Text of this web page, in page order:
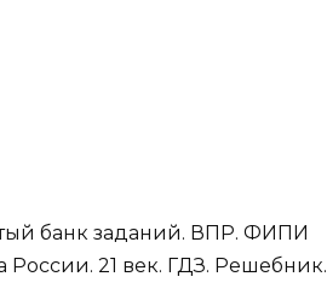
банк заданий. ВПР. ФИПИ
21 век. ГДЗ. Решебник.